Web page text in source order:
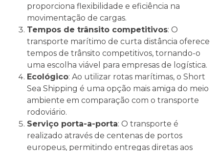
proporciona flexibilidade e eficiência na
movimentação de cargas.
Tempos de trânsito competitivos: O
transporte marítimo de curta distância oferece
tempos de trânsito competitivos, tornando-o
uma escolha viável para empresas de logística.
Ecológico: Ao utilizar rotas marítimas, o Short
Sea Shipping é uma opção mais amiga do meio
ambiente em comparação com o transporte
rodoviário.
Serviço porta-a-porta: O transporte é
realizado através de centenas de portos
europeus, permitindo entregas diretas aos